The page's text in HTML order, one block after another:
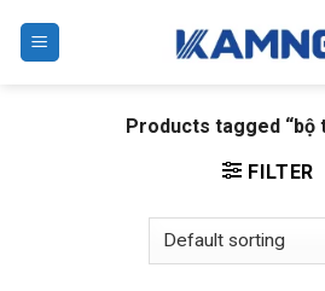
Products tagged “bộ
FILTER